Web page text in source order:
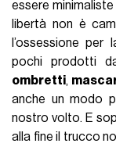
essere
libertà non è
l’ossessione per
pochi prodotti
ombretti,
anche un modo
nostro volto. E
alla fine il trucco